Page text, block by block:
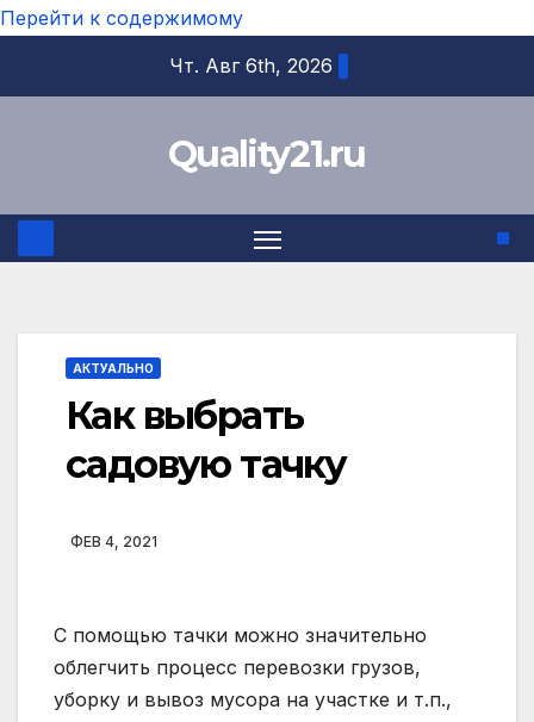
Перейти к содержимому
Чт. Авг 6th, 2026
Quality21.ru
АКТУАЛЬНО
Как выбрать
садовую тачку
ФЕВ 4, 2021
С помощью тачки можно значительно
облегчить процесс перевозки грузов,
уборку и вывоз мусора на участке и т.п.,